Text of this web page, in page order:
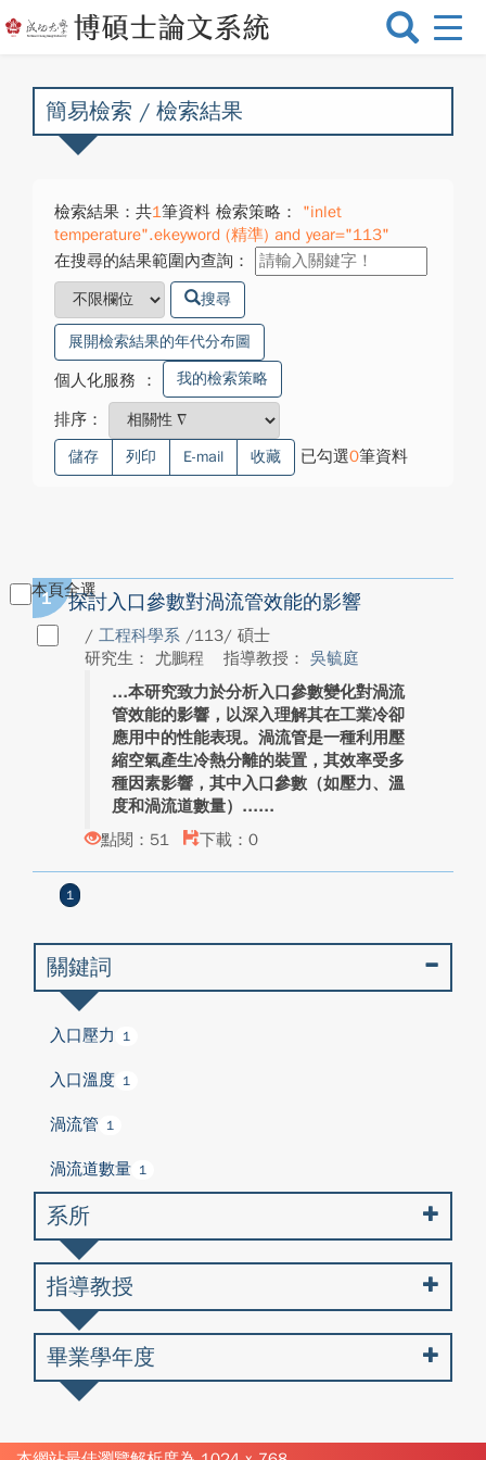
選
換
簡易檢索 / 檢索結果
檢索結果：共1筆資料 檢索策略：
"inlet
temperature".ekeyword (精準) and year="113"
在搜尋的結果範圍內查詢：
搜尋
展開檢索結果的年代分布圖
個人化服務 ： 我的檢索策略
排序：
儲存 列印 E-mail 收藏 已勾選0筆資料
本頁全選
1 探討入口參數對渦流管效能的影響
/ 工程科學系 /113/ 碩士
研究生： 尤鵬程
指導教授： 吳毓庭
本研究致力於分析入口參數變化對渦流
管效能的影響，以深入理解其在工業冷卻
應用中的性能表現。渦流管是一種利用壓
縮空氣產生冷熱分離的裝置，其效率受多
種因素影響，其中入口參數（如壓力、溫
度和渦流道數量）...
點閱：51
下載：0
1
關鍵詞
入口壓力 1
入口溫度 1
渦流管 1
渦流道數量 1
系所
指導教授
畢業學年度